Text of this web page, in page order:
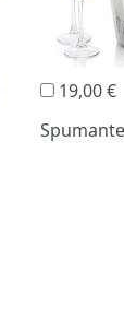
19,00 €
Spumante